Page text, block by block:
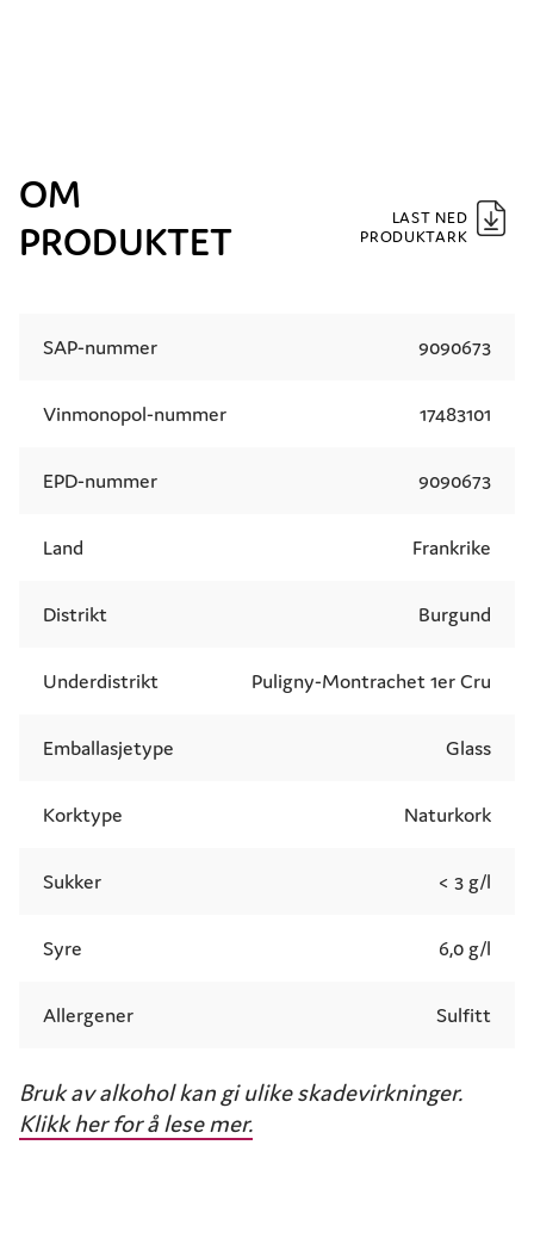
OM
PRODUKTET
LAST NED
PRODUKTARK
SAP-nummer 9090673
Vinmonopol-nummer 17483101
EPD-nummer 9090673
Land Frankrike
Distrikt Burgund
Underdistrikt Puligny-Montrachet 1er Cru
Emballasjetype Glass
Korktype Naturkork
Sukker < 3 g/l
Syre 6,0 g/l
Allergener Sulfitt
Bruk av alkohol kan gi ulike skadevirkninger.
Klikk her for å lese mer.